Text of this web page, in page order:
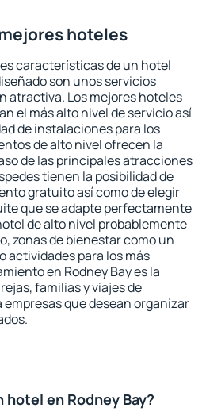
hoteles
características de un hotel
son unos servicios
atractiva. Los mejores hoteles
el más alto nivel de servicio así
de instalaciones para los
de alto nivel ofrecen la
de las principales atracciones
tienen la posibilidad de
gratuito así como de elegir
que se adapte perfectamente
de alto nivel probablemente
zonas de bienestar como un
actividades para los más
en Rodney Bay es la
familias y viajes de
empresas que desean organizar
en Rodney Bay?